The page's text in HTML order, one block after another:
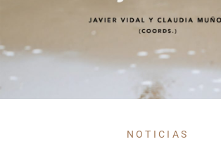
NOTICIAS